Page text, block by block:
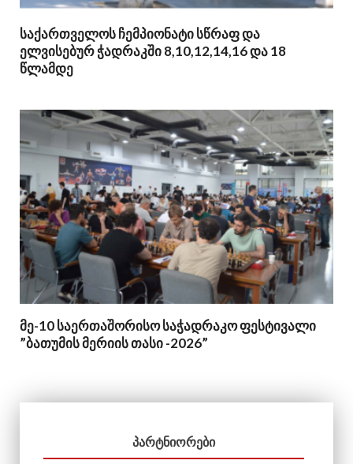
საქართველოს ჩემპიონატი სწრაფ და
ელვისებურ ჭადრაკში 8,10,12,14,16 და 18
წლამდე
მე-10 საერთაშორისო საჭადრაკო ფესტივალი
”ბათუმის მერიის თასი -2026”
ᲞᲐᲠᲢᲜᲘᲝᲠᲔᲑᲘ